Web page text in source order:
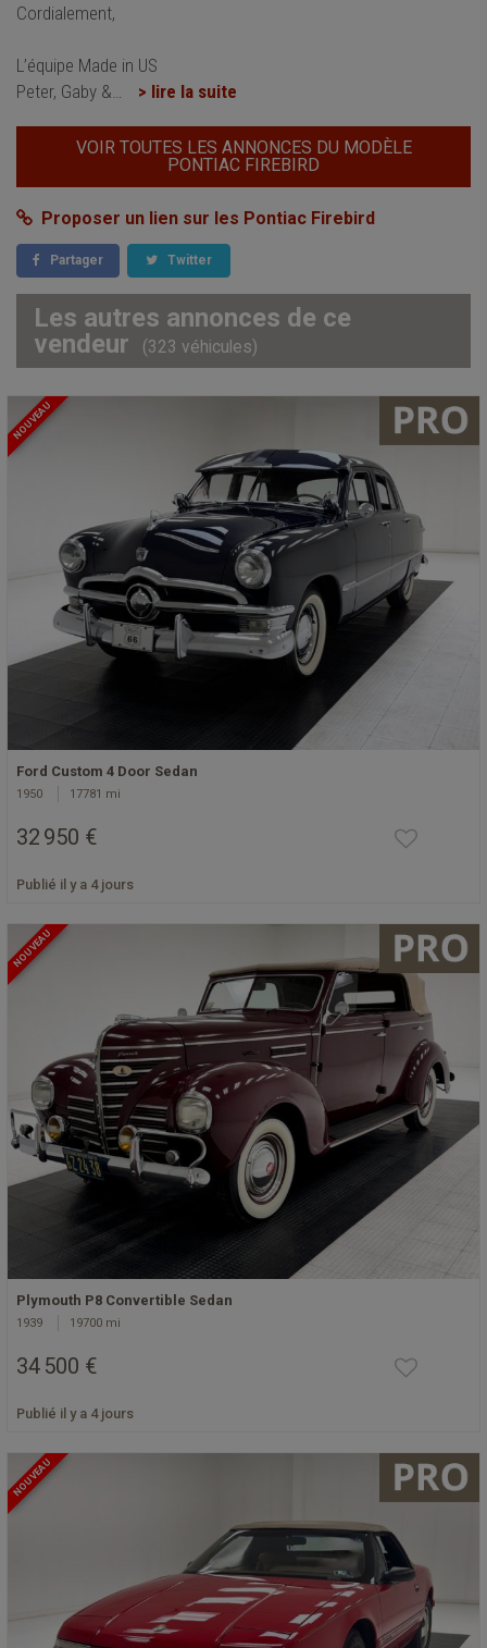
Cordialement,
L’équipe Made in US
Peter, Gaby &
> lire la suite
VOIR TOUTES LES ANNONCES DU MODÈLE
PONTIAC FIREBIRD
Proposer un lien sur les Pontiac Firebird
Partager Twitter
Les autres annonces de ce
vendeur
(323 véhicules)
NOUVEAU
Ford Custom 4 Door Sedan
1950 17781 mi
32 950 €
Publié il y a 4 jours
NOUVEAU
Plymouth P8 Convertible Sedan
1939 19700 mi
34 500 €
Publié il y a 4 jours
NOUVEAU